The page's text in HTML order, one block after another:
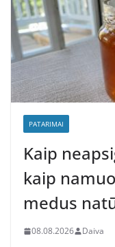
PATARIMAI
Kaip
kaip
medus
08.08.2026 Daiva